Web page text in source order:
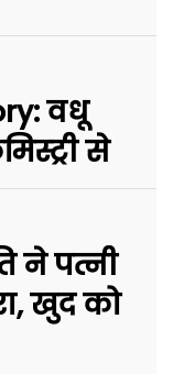
वधू
से
ने पत्नी
खुद को